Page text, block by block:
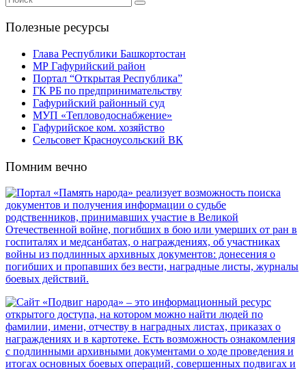
Полезные ресурсы
Глава Республики Башкортостан
МР Гафурийский район
Портал “Открытая Республика”
ГК РБ по предпринимательству
Гафурийский районный суд
МУП «Тепловодоснабжение»
Гафурийское ком. хозяйство
Сельсовет Красноусольский ВК
Помним вечно